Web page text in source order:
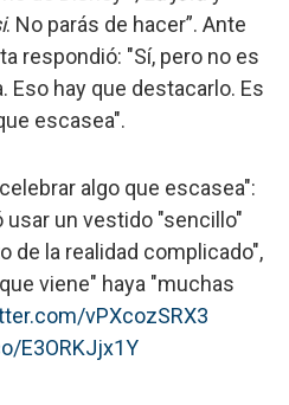
. No parás de hacer”. Ante
respondió: "Sí, pero no es
Eso hay que destacarlo. Es
escasea".
algo que escasea":
usar un vestido "sencillo"
de la realidad complicado",
viene" haya "muchas
vPXcozSRX3
E3ORKJjx1Y